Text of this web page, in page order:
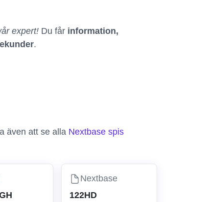
expert! Du får information,
.
även att se alla Nextbase spis
Nextbase
122HD